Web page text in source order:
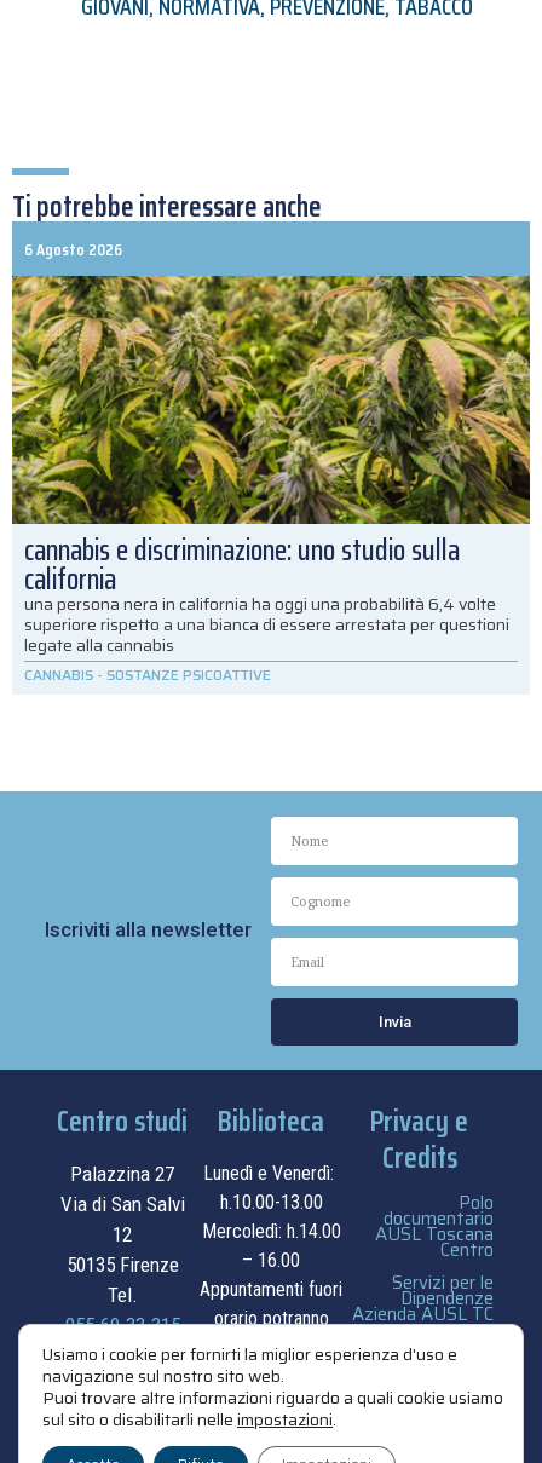
Ti potrebbe interessare anche
6 Agosto 2026
cannabis e discriminazione: uno studio sulla
california
una persona nera in california ha oggi una probabilità 6,4 volte
superiore rispetto a una bianca di essere arrestata per questioni
legate alla cannabis
CANNABIS - SOSTANZE PSICOATTIVE
Iscriviti alla newsletter
Invia
Centro studi
Palazzina 27
Via di San Salvi
12
50135 Firenze
Tel.
055.69.33.315
contatti
Biblioteca
Lunedì e Venerdì:
h.10.00-13.00
Mercoledì: h.14.00
– 16.00
Appuntamenti fuori
orario potranno
essere
concordati su
appuntamento.
contatti
Privacy e
Credits
Polo
documentario
AUSL Toscana
Centro
Servizi per le
Dipendenze
Azienda AUSL TC
privacy e cookie
Usiamo i cookie per fornirti la miglior esperienza d'uso e
navigazione sul nostro sito web.
Puoi trovare altre informazioni riguardo a quali cookie usiamo
sul sito o disabilitarli nelleimpostazioni.